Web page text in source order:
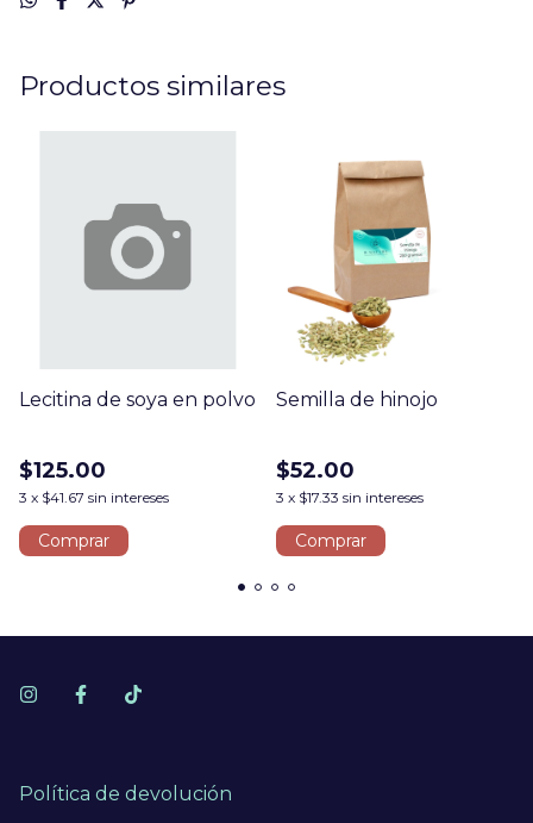
Productos similares
Lecitina de soya en polvo
$125.00
3 x $41.67 sin intereses
Comprar
Semilla de hinojo
$52.00
3 x $17.33 sin intereses
Comprar
Política de devolución